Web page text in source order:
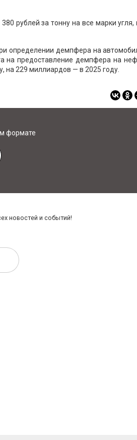
рублей за тонну на все марки угля,
определении демпфера на
на предоставление демпфера на
на 229 миллиардов — в 2025 году.
формате
новостей и событий!